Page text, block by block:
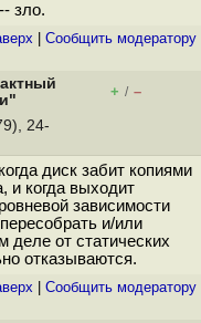
зло.
Cообщить модератору
+ / –
24-
диск забит копиями
и когда выходит
зависимости
и/или
деле от статических
отказываются.
Cообщить модератору